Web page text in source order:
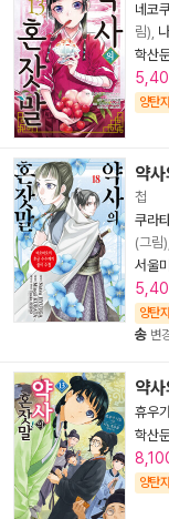
네코
림),
학산
양탄
약
첩
쿠라
(그림),
서울
양탄
송 변
약
휴우
학산
양탄